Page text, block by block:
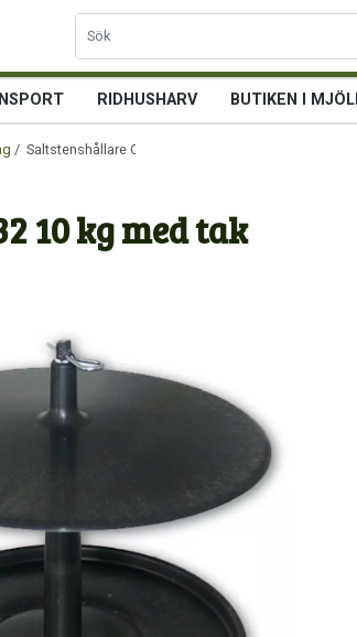
RIDHUSHARV BUTIKEN I
/ Saltstenshållare OK 132 10 kg med tak
10 kg med tak